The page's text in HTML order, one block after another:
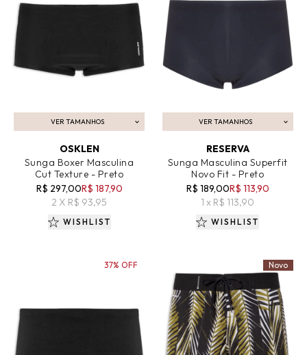
VER TAMANHOS
ADICIONAR AO CARRINHO
OSKLEN
Sunga Boxer Masculina
Cut Texture - Preto
R$ 297,00R$ 187,90
2 X R$ 93,95
WISHLIST
VER TAMANHOS
ADICIONAR AO CARRINHO
RESERVA
Sunga Masculina Superfit
Novo Fit - Preto
R$ 189,00R$ 113,90
1 x R$ 113,90
WISHLIST
37% OFF Novo